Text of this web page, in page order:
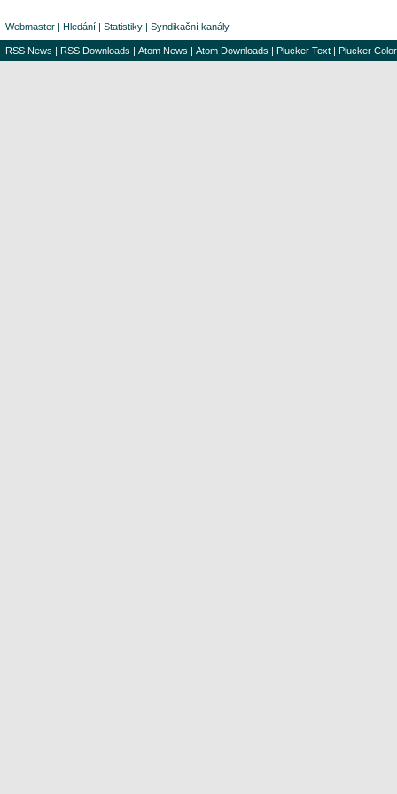
Webmaster | Hledání | Statistiky | Syndikační kanály
RSS News | RSS Downloads | Atom News | Atom Downloads | Plucker Text | Plucker Color